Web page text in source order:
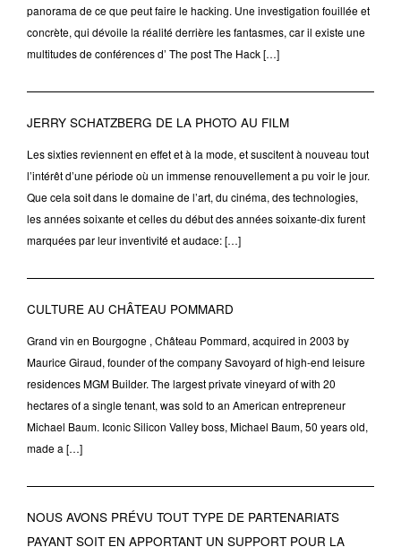
panorama de ce que peut faire le hacking. Une investigation fouillée et
concrète, qui dévoile la réalité derrière les fantasmes, car il existe une
multitudes de conférences d’ The post The Hack […]
JERRY SCHATZBERG DE LA PHOTO AU FILM
Les sixties reviennent en effet et à la mode, et suscitent à nouveau tout
l’intérêt d’une période où un immense renouvellement a pu voir le jour.
Que cela soit dans le domaine de l’art, du cinéma, des technologies,
les années soixante et celles du début des années soixante-dix furent
marquées par leur inventivité et audace: […]
CULTURE AU CHÂTEAU POMMARD
Grand vin en Bourgogne , Château Pommard, acquired in 2003 by
Maurice Giraud, founder of the company Savoyard of high-end leisure
residences MGM Builder. The largest private vineyard of with 20
hectares of a single tenant, was sold to an American entrepreneur
Michael Baum. Iconic Silicon Valley boss, Michael Baum, 50 years old,
made a […]
NOUS AVONS PRÉVU TOUT TYPE DE PARTENARIATS
PAYANT SOIT EN APPORTANT UN SUPPORT POUR LA